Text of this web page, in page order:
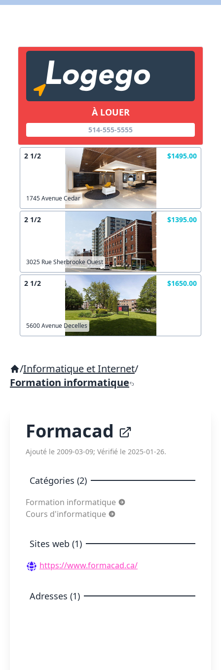
À LOUER
514-555-5555
2 1/2 $1495.00
1745 Avenue Cedar
2 1/2 $1395.00
3025 Rue Sherbrooke Ouest
2 1/2 $1650.00
5600 Avenue Decelles
/Informatique et Internet/
Formation informatique
Formacad
Ajouté le 2009-03-09; Vérifié le 2025-01-26.
Catégories (2)
Formation informatique
Cours d'informatique
Sites web (1)
https://www.formacad.ca/
Adresses (1)
Copier lien
X Fermer Envoyez